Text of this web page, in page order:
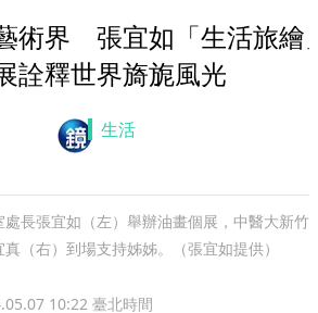
術界 張宜如「生活旅繪
詮釋世界旖旎風光
生活
長張宜如（左）舉辦油畫個展，中醫大新竹
（右）到場支持姊姊。（張宜如提供）
10:22 臺北時間